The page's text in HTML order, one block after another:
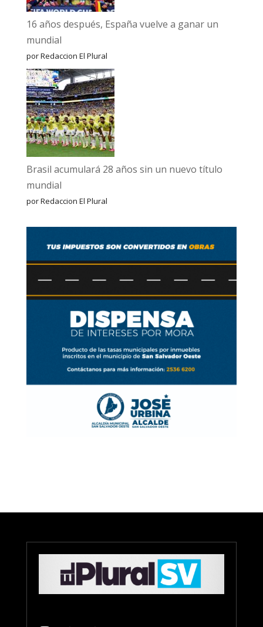
16 años después, España vuelve a ganar un
mundial
por Redaccion El Plural
Brasil acumulará 28 años sin un nuevo título
mundial
por Redaccion El Plural